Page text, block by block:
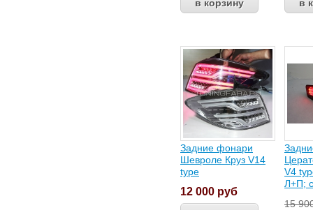
Задние фонари
Шевроле Круз V14
type
12 000 руб
V4
Л+П;
15